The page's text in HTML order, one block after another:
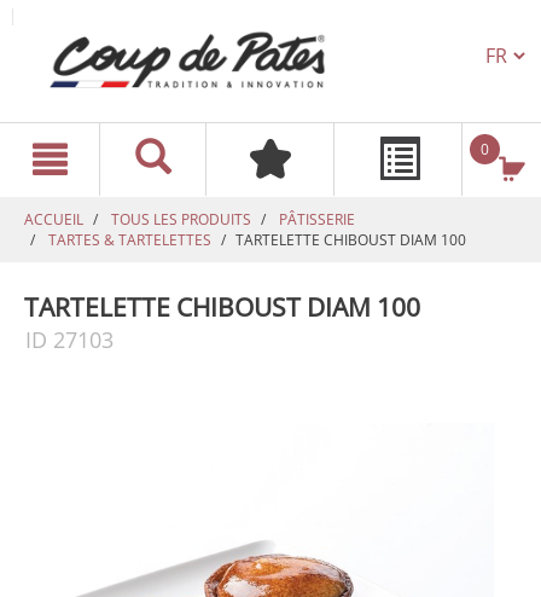
0
ACCUEIL TOUS LES PRODUITS
PÂTISSERIE
TARTES & TARTELETTES
TARTELETTE CHIBOUST DIAM 100
TARTELETTE CHIBOUST DIAM 100
ID 27103